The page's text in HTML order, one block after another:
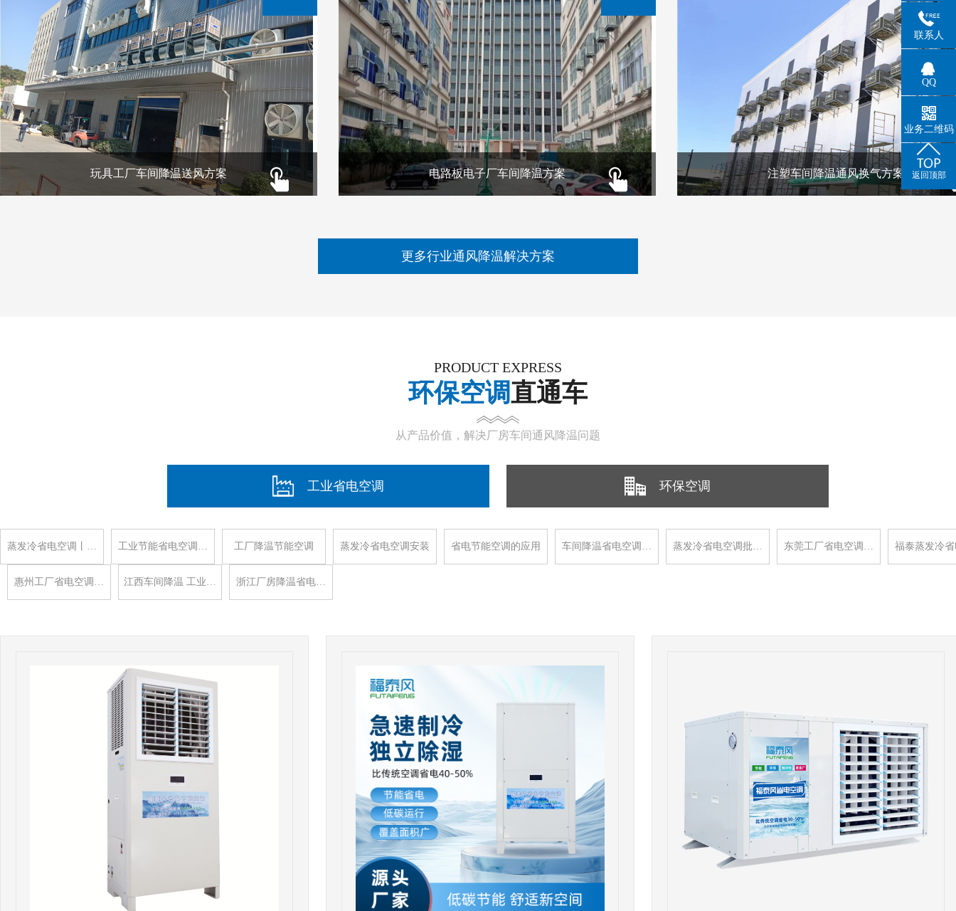
玩具工厂车间降温送风方案 电路板电子厂车间降温方案 注塑车间降温通风换气方案
更多行业通风降温解决方案
PRODUCT EXPRESS
环保空调直通车
从产品价值，解决厂房车间通风降温问题
工业省电空调 环保空调
蒸发冷省电空调丨… 工业节能省电空调… 工厂降温节能空调 蒸发冷省电空调安装 省电节能空调的应用 车间降温省电空调… 蒸发冷省电空调批… 东莞工厂省电空调… 福泰蒸发冷
惠州工厂省电空调… 江西车间降温 工业… 浙江厂房降温省电…
联系人
QQ
业务二维码
返回顶部